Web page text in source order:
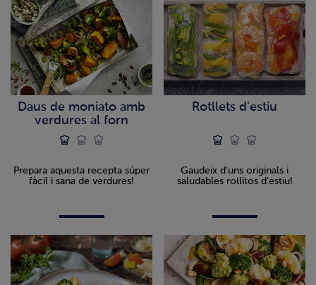
Daus de moniato amb
verdures al forn
Prepara aquesta recepta súper
fàcil i sana de verdures!
Rotllets d'estiu
Gaudeix d'uns originals i
saludables rollitos d'estiu!